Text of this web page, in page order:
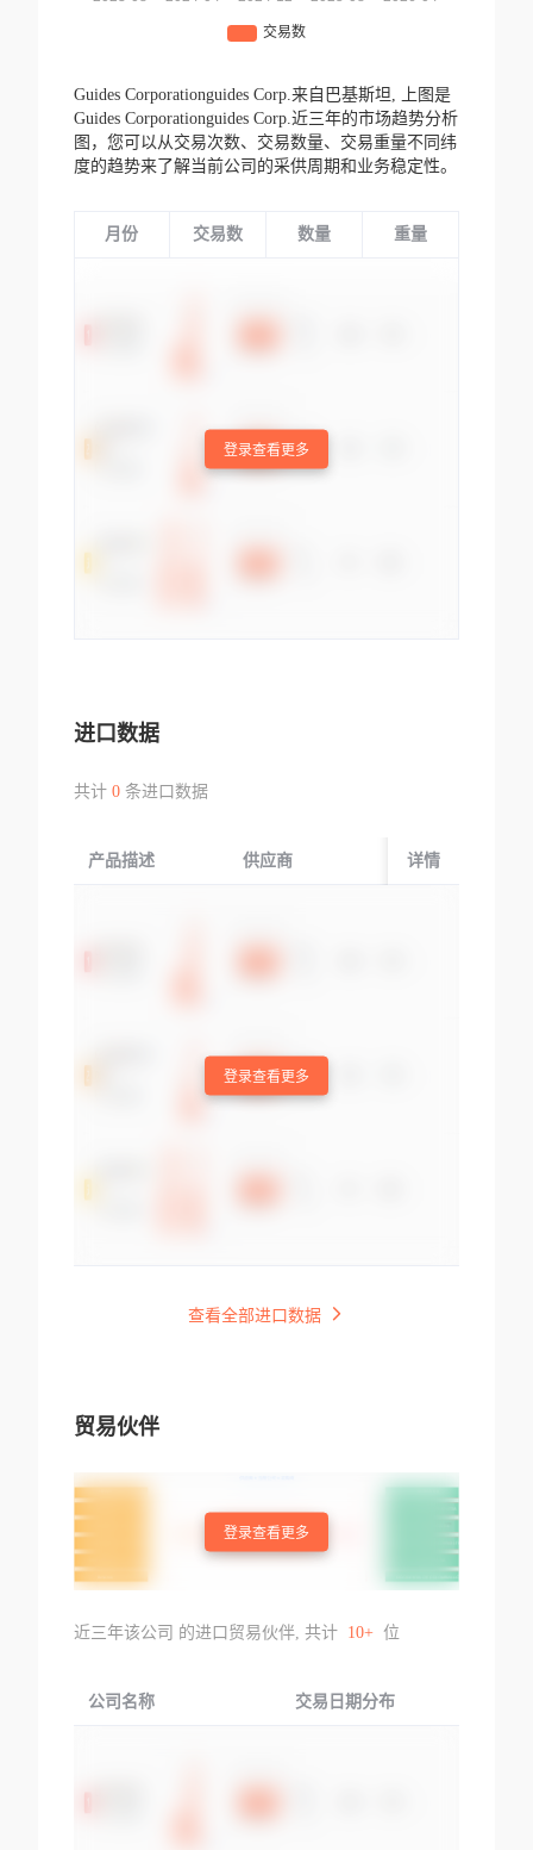
Guides Corporationguides Corp.来自巴基斯坦,
上图是
Guides Corporationguides Corp.近三年的市场趋势分析
图，您可以从交易次数、交易数量、交易重量不同纬
度的趋势来了解当前公司的采供周期和业务稳定性。
月份 交易数 数量 重量
登录查看更多
进口数据
共计 0条进口数据
产品描述 供应商 起运国/地区
详情
登录查看更多
查看全部进口数据
贸易伙伴
登录查看更多
近三年该公司 的进口贸易伙伴, 共计 10+ 位
公司名称 交易日期分布